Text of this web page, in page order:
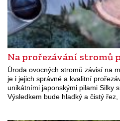
Na prořezávání stromů
Úroda ovocných stromů závisí na
je i jejich správné a kvalitní
unikátními japonskými pilami Silky
Výsledkem bude hladký a čistý řez,